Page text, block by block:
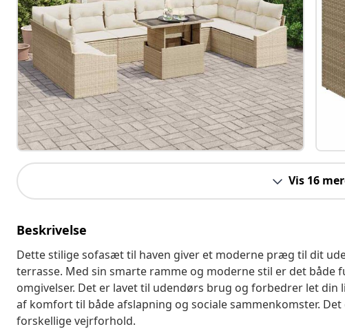
Vis 16
Beskrivelse
Dette stilige sofasæt til haven giver et moderne præg til dit
terrasse. Med sin smarte ramme og moderne stil er det
omgivelser. Det er lavet til udendørs brug og forbedrer let
af komfort til både afslapning og sociale sammenkomster.
forskellige vejrforhold.